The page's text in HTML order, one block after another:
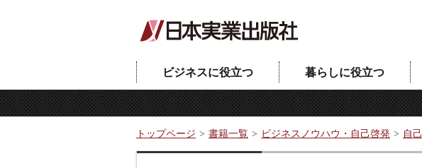
ビジネスに役立つ 暮らしに役立つ
トップページ 書籍一覧 ビジネスノウハウ・自己啓発 自